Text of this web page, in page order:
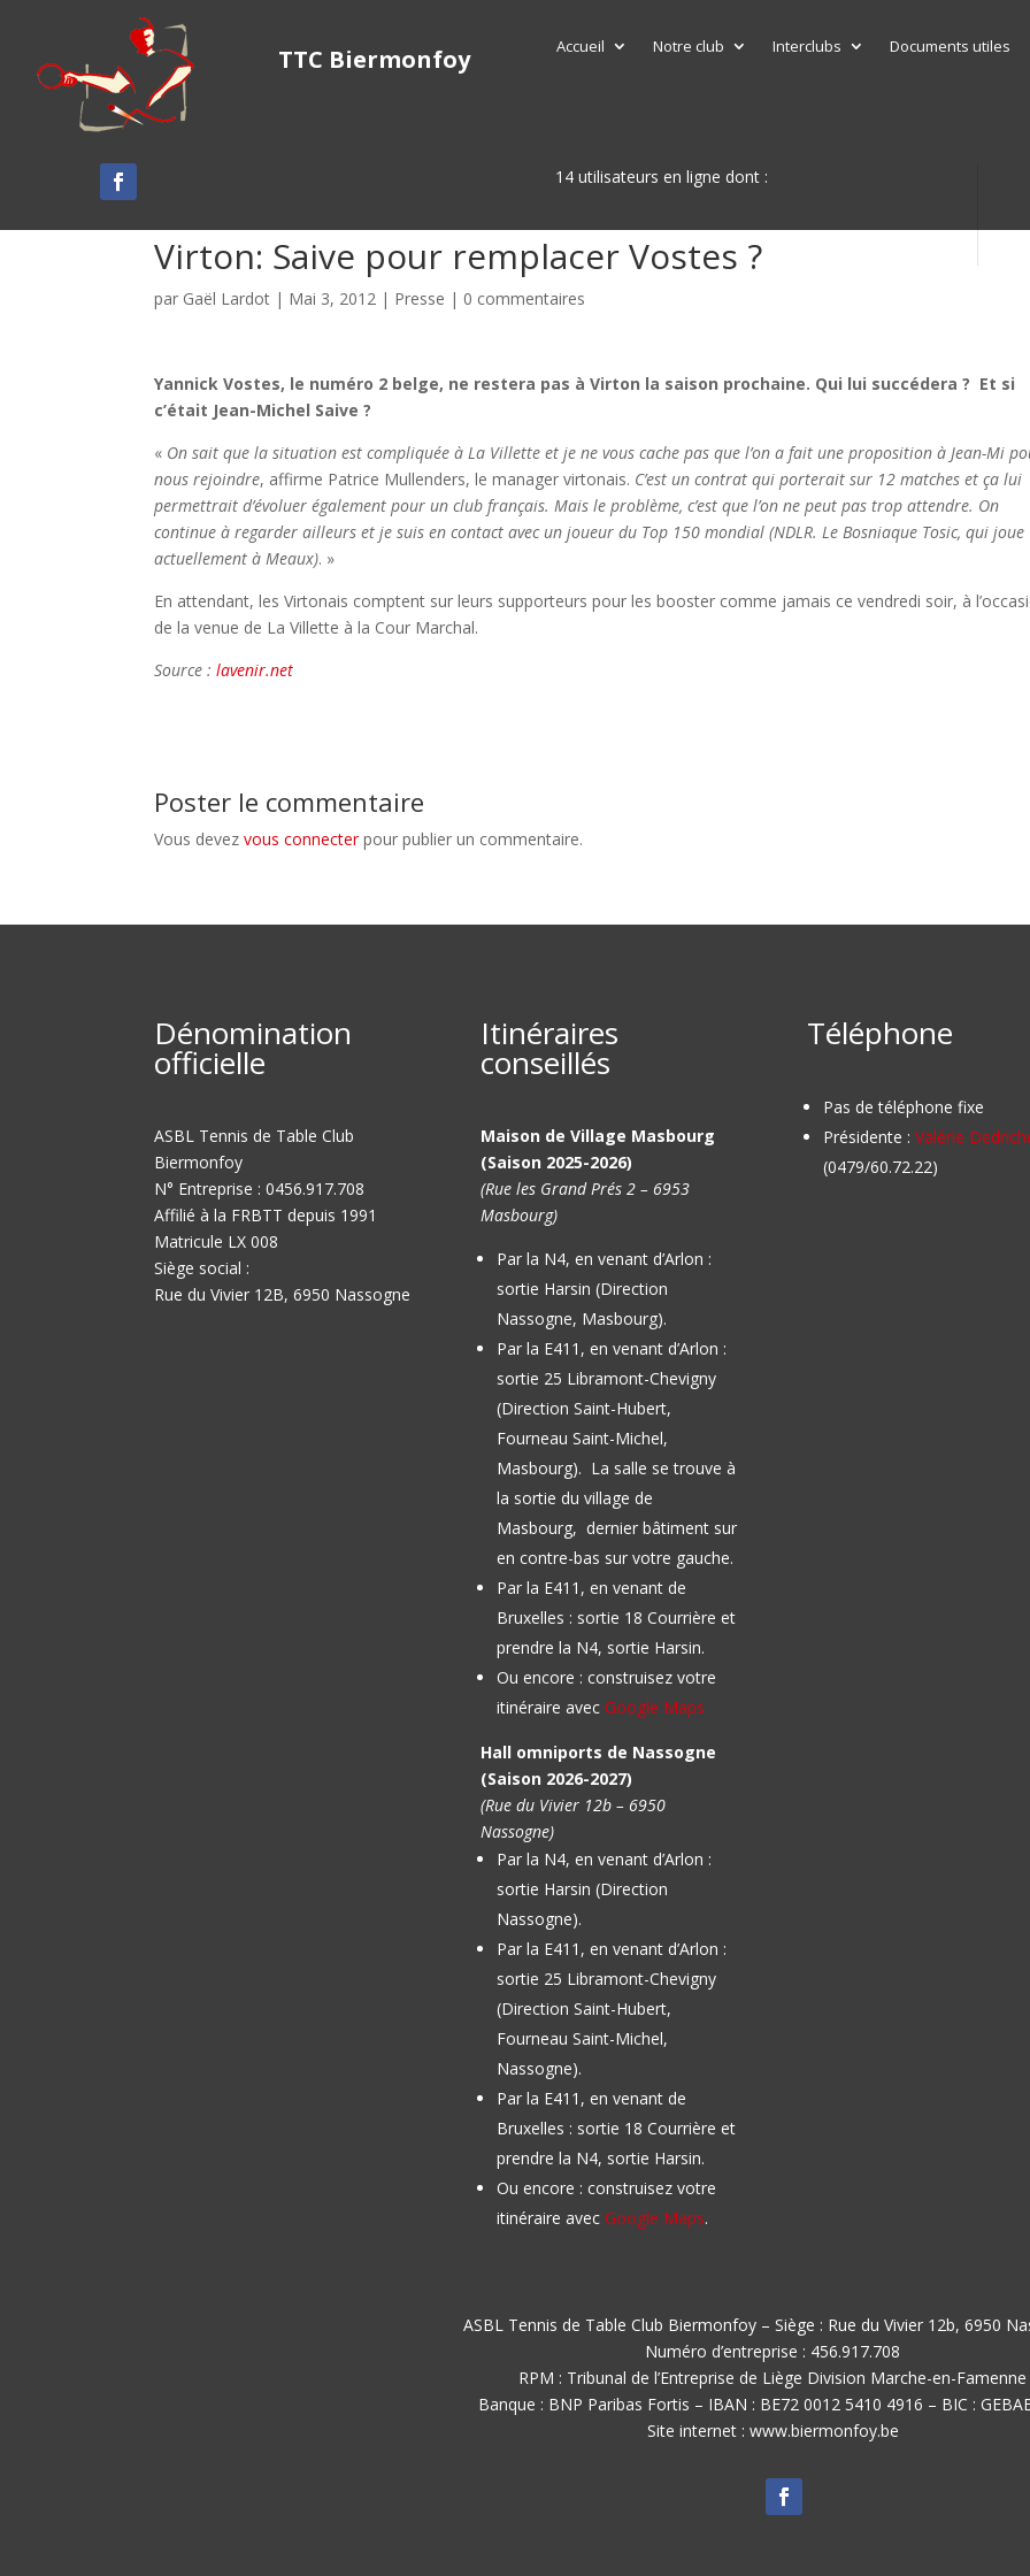
TTC Biermonfoy Accueil Notre club Interclubs Documents utiles
14 utilisateurs en ligne dont :
Virton: Saive pour remplacer Vostes ?
par Gaël Lardot | Mai 3, 2012 | Presse | 0 commentaires
Yannick Vostes, le numéro 2 belge, ne restera pas à Virton la saison prochaine. Qui lui succédera ? Et si
c’était Jean-Michel Saive ?
« On sait que la situation est compliquée à La Villette et je ne vous cache pas que l’on a fait une proposition à Jean-Mi
nous rejoindre, affirme Patrice Mullenders, le manager virtonais. C’est un contrat qui porterait sur 12 matches et ça lui
permettrait d’évoluer également pour un club français. Mais le problème, c’est que l’on ne peut pas trop attendre. On
continue à regarder ailleurs et je suis en contact avec un joueur du Top 150 mondial (NDLR. Le Bosniaque Tosic, qui joue
actuellement à Meaux). »
En attendant, les Virtonais comptent sur leurs supporteurs pour les booster comme jamais ce vendredi soir, à
de la venue de La Villette à la Cour Marchal.
Source :lavenir.net
Poster le commentaire
Vous devezvous connecterpour publier un commentaire.
Dénomination
officielle
ASBL Tennis de Table Club
Biermonfoy
N° Entreprise : 0456.917.708
Affilié à la FRBTT depuis 1991
Matricule LX 008
Siège social :
Rue du Vivier 12B, 6950 Nassogne
Itinéraires
conseillés
Maison de Village Masbourg
(Saison 2025-2026)
(Rue les Grand Prés 2 – 6953
Masbourg)
Par la N4, en venant d’Arlon :
sortie Harsin (Direction
Nassogne, Masbourg).
Par la E411, en venant d’Arlon :
sortie 25 Libramont-Chevigny
(Direction Saint-Hubert,
Fourneau Saint-Michel,
Masbourg). La salle se trouve à
la sortie du village de
Masbourg, dernier bâtiment sur
en contre-bas sur votre gauche.
Par la E411, en venant de
Bruxelles : sortie 18 Courrière et
prendre la N4, sortie Harsin.
Ou encore : construisez votre
itinéraire avec Google Maps
Hall omniports de Nassogne
(Saison 2026-2027)
(Rue du Vivier 12b – 6950
Nassogne)
Par la N4, en venant d’Arlon :
sortie Harsin (Direction
Nassogne).
Par la E411, en venant d’Arlon :
sortie 25 Libramont-Chevigny
(Direction Saint-Hubert,
Fourneau Saint-Michel,
Nassogne).
Par la E411, en venant de
Bruxelles : sortie 18 Courrière et
prendre la N4, sortie Harsin.
Ou encore : construisez votre
itinéraire avec Google Maps.
Téléphone
Pas de téléphone fixe
Présidente : Valérie
(0479/60.72.22)
ASBL Tennis de Table Club Biermonfoy – Siège : Rue du Vivier 12b, 6950
Numéro d’entreprise : 456.917.708
RPM : Tribunal de l’Entreprise de Liège Division Marche-en-Famenne
Banque : BNP Paribas Fortis – IBAN : BE72 0012 5410 4916 – BIC :
Site internet : www.biermonfoy.be